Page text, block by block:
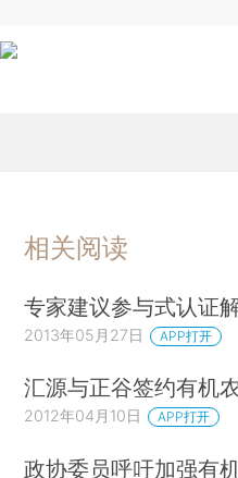
相关阅读
专家建议参与式认证
2013年05月27日 APP打开
汇源与正谷签约有机
2012年04月10日 APP打开
政协委员呼吁加强有